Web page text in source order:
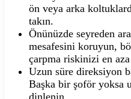
ön veya arka
takın.
Önünüzde seyreden
mesafesini koruyun,
çarpma riskinizi en
Uzun süre direksiyon
Başka bir şoför yoksa
dinlenin.